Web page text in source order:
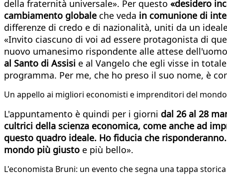
della fraternità universale». Per questo «desidero
cambiamento globale che veda in comunione di
differenze di credo e di nazionalità, uniti da un
«Invito ciascuno di voi ad essere protagonista di
nuovo umanesimo rispondente alle attese
al Santo di Assisi e al Vangelo che egli visse in
programma. Per me, che ho preso il suo nome, è
Un appello ai migliori economisti e imprenditori del mondo
L'appuntamento è quindi per i giorni dal 26 al 28
cultrici della scienza economica, come anche ad
questo quadro ideale. Ho fiducia che risponderanno.
mondo più giusto e più bello».
L'economista Bruni: un evento che segna una tappa storica